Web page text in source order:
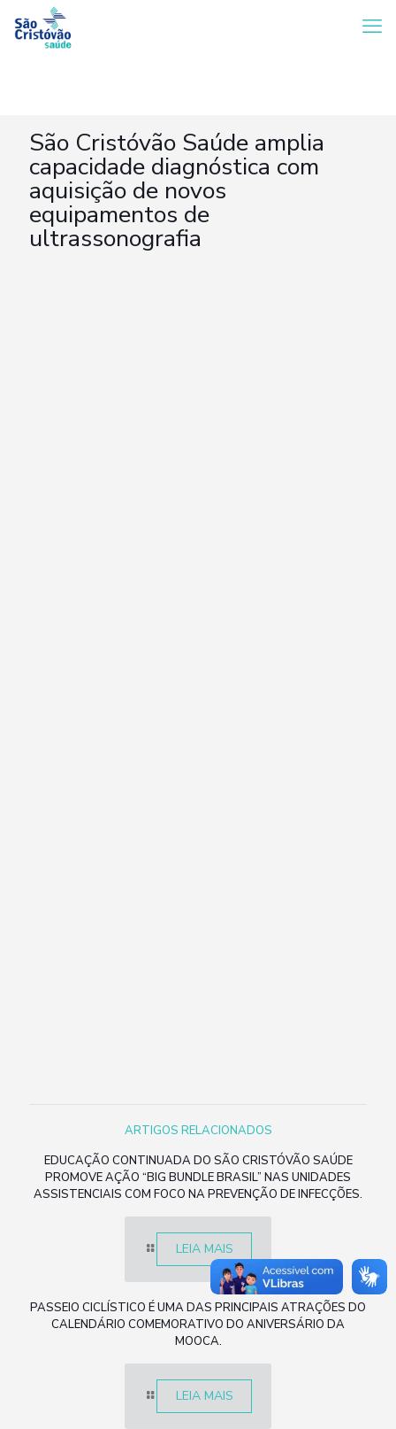
São Cristóvão Saúde amplia
capacidade diagnóstica com
aquisição de novos
equipamentos de
ultrassonografia
ARTIGOS RELACIONADOS
EDUCAÇÃO CONTINUADA DO SÃO CRISTÓVÃO SAÚDE
PROMOVE AÇÃO “BIG BUNDLE BRASIL” NAS UNIDADES
ASSISTENCIAIS COM FOCO NA PREVENÇÃO DE INFECÇÕES.
LEIA MAIS
PASSEIO CICLÍSTICO É UMA DAS PRINCIPAIS ATRAÇÕES DO
CALENDÁRIO COMEMORATIVO DO ANIVERSÁRIO DA
MOOCA.
LEIA MAIS